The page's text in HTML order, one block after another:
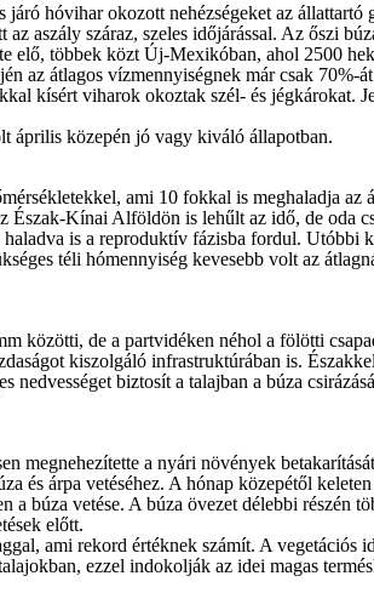
hóvihar okozott nehézségeket az
aszály száraz, szeles időjárással. Az őszi
elő, többek közt Új-Mexikóban, ahol 2500
az átlagos vízmennyiségnek már csak 70%-
kísért viharok okoztak szél- és jégkárokat.
április közepén jó vagy kiváló állapotban.
ami 10 fokkal is meghaladja az
Kínai Alföldön is lehűlt az idő, de oda
is a reproduktív fázisba fordul.
téli hómennyiség kevesebb volt az
közötti, de a partvidéken néhol a fölötti
kiszolgáló infrastruktúrában is.
biztosít a talajban a búza
megnehezítette a nyári növények
és árpa vetéséhez. A hónap közepétől
búza vetése. A búza övezet délebbi részén
előtt.
ami rekord értéknek számít. A vegetációs
ezzel indokolják az idei magas